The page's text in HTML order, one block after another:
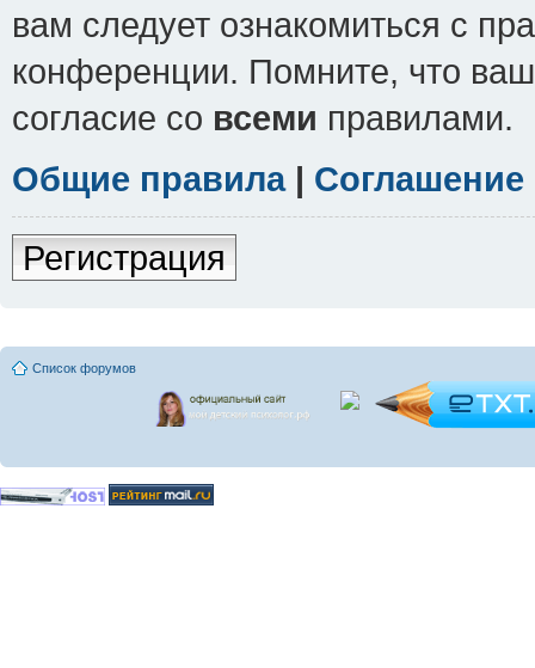
вам следует ознакомиться с
конференции. Помните, что
согласие со всеми правилами.
Общие правила|
Регистрация
Список форумов